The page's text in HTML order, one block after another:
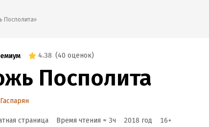
Посполита»
4.38 (40 оценок)
Посполита
страница Время чтения ≈ 3ч 2018 год 16+